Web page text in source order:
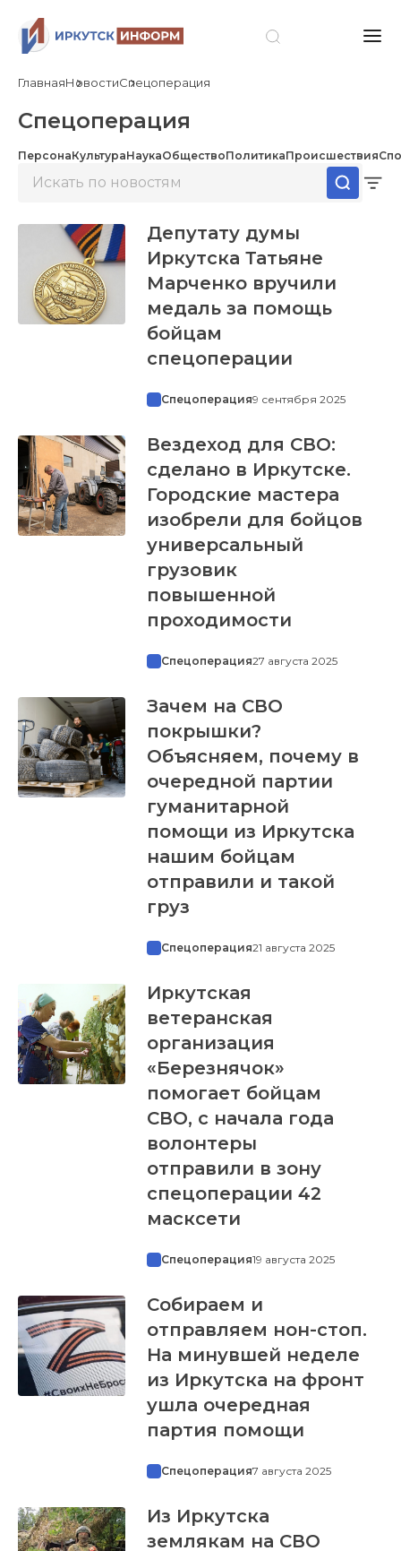
ГлавнаяНовостиСпецоперация
Спецоперация
ПерсонаКультураНаукаОбществоПолитикаПроисшествия
Депутату думы
Иркутска Татьяне
Марченко вручили
медаль за помощь
бойцам
спецоперации
Спецоперация9 сентября 2025
Вездеход для СВО:
сделано в Иркутске.
Городские мастера
изобрели для бойцов
универсальный
грузовик
повышенной
проходимости
Спецоперация27 августа 2025
Зачем на СВО
покрышки?
Объясняем, почему в
очередной партии
гуманитарной
помощи из Иркутска
нашим бойцам
отправили и такой
груз
Спецоперация21 августа 2025
Иркутская
ветеранская
организация
«Березнячок»
помогает бойцам
СВО, с начала года
волонтеры
отправили в зону
спецоперации 42
масксети
Спецоперация19 августа 2025
Собираем и
отправляем нон-стоп.
На минувшей неделе
из Иркутска на фронт
ушла очередная
партия помощи
Спецоперация7 августа 2025
Из Иркутска
землякам на СВО